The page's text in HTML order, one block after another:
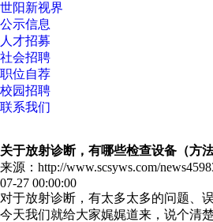
世阳新视界
公示信息
人才招募
社会招聘
职位自荐
校园招聘
联系我们
关于放射诊断，有哪些检查设备（方
来源：http://www.scsyws.com/
07-27 00:00:00
对于放射诊断，有太多太多的问题、
今天我们就给大家娓娓道来，说个清楚